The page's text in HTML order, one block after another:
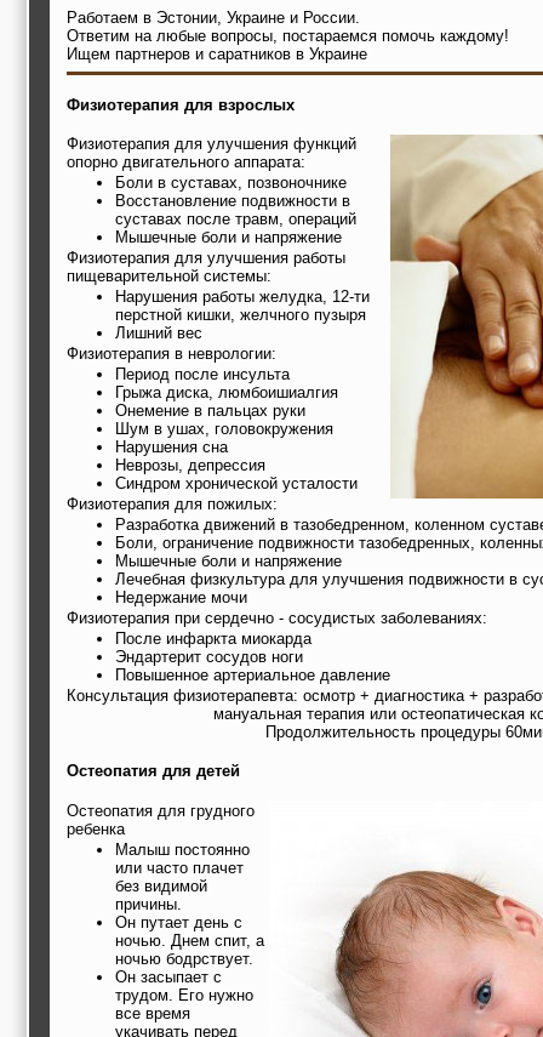
Работаем в Эстонии, Украине и России.
Ответим на любые вопросы, постараемся помочь каждому!
Ищем партнеров и саратников в Украине
Физиотерапия для взрослых
Физиотерапия для улучшения функций
опорно двигательного аппарата:
Боли в суставах, позвоночнике
Восстановление подвижности в
суставах после травм, операций
Мышечные боли и напряжение
Физиотерапия для улучшения работы
пищеварительной системы:
Нарушения работы желудка, 12-ти
перстной кишки, желчного пузыря
Лишний вес
Физиотерапия в неврологии:
Период после инсульта
Грыжа диска, люмбоишиалгия
Онемение в пальцах руки
Шум в ушах, головокружения
Нарушения сна
Неврозы, депрессия
Синдром хронической усталости
Физиотерапия для пожилых:
Разработка движений в тазобедренном, коленном
Боли, ограничение подвижности тазобедренных,
Мышечные боли и напряжение
Лечебная физкультура для улучшения подвижности в
Недержание мочи
Физиотерапия при сердечно - сосудистых заболеваниях:
После инфаркта миокарда
Эндартерит сосудов ноги
Повышенное артериальное давление
Консультация физиотерапевта: осмотр + диагностика +
мануальная терапия или остеопатическая
Продолжительность процедуры
Остеопатия для детей
Остеопатия для грудного
ребенка
Малыш постоянно
или часто плачет
без видимой
причины.
Он путает день с
ночью. Днем спит, а
ночью бодрствует.
Он засыпает с
трудом. Его нужно
все время
укачивать перед